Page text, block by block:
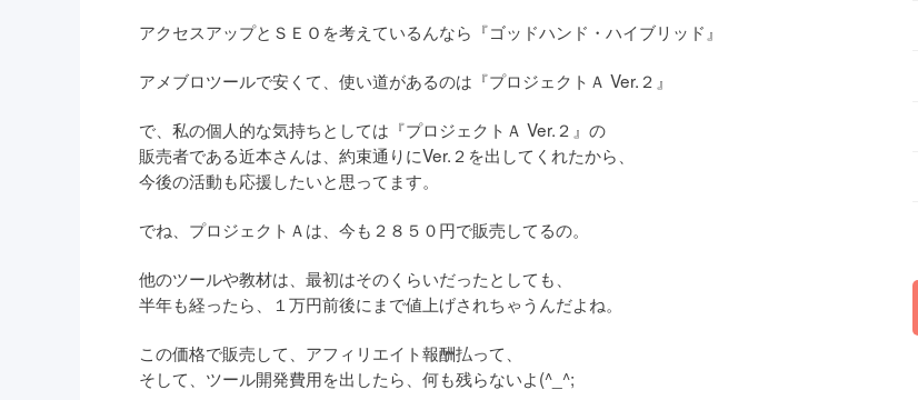
アクセスアップとＳＥＯを考えているんなら『ゴッドハンド・ハイブリッド』
アメブロツールで安くて、使い道があるのは『プロジェクトＡ Ver.２』
で、私の個人的な気持ちとしては『プロジェクトＡ Ver.２』の
販売者である近本さんは、約束通りにVer.２を出してくれたから、
今後の活動も応援したいと思ってます。
でね、プロジェクトＡは、今も２８５０円で販売してるの。
他のツールや教材は、最初はそのくらいだったとしても、
半年も経ったら、１万円前後にまで値上げされちゃうんだよね。
この価格で販売して、アフィリエイト報酬払って、
そして、ツール開発費用を出したら、何も残らないよ(^_^;